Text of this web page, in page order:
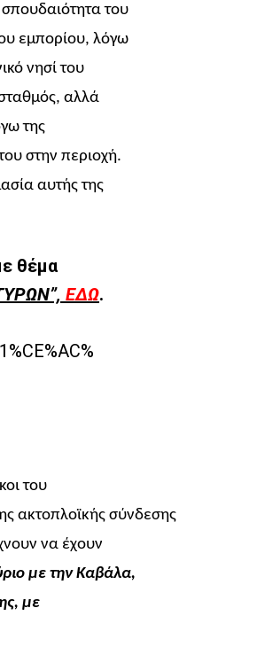
του
εμπορίου, λόγω
νησί του
αλλά
της
στην περιοχή.
αυτής της
θέμα
ΕΔΩ.
του
ακτοπλοϊκής σύνδεσης
να έχουν
με την Καβάλα,
με